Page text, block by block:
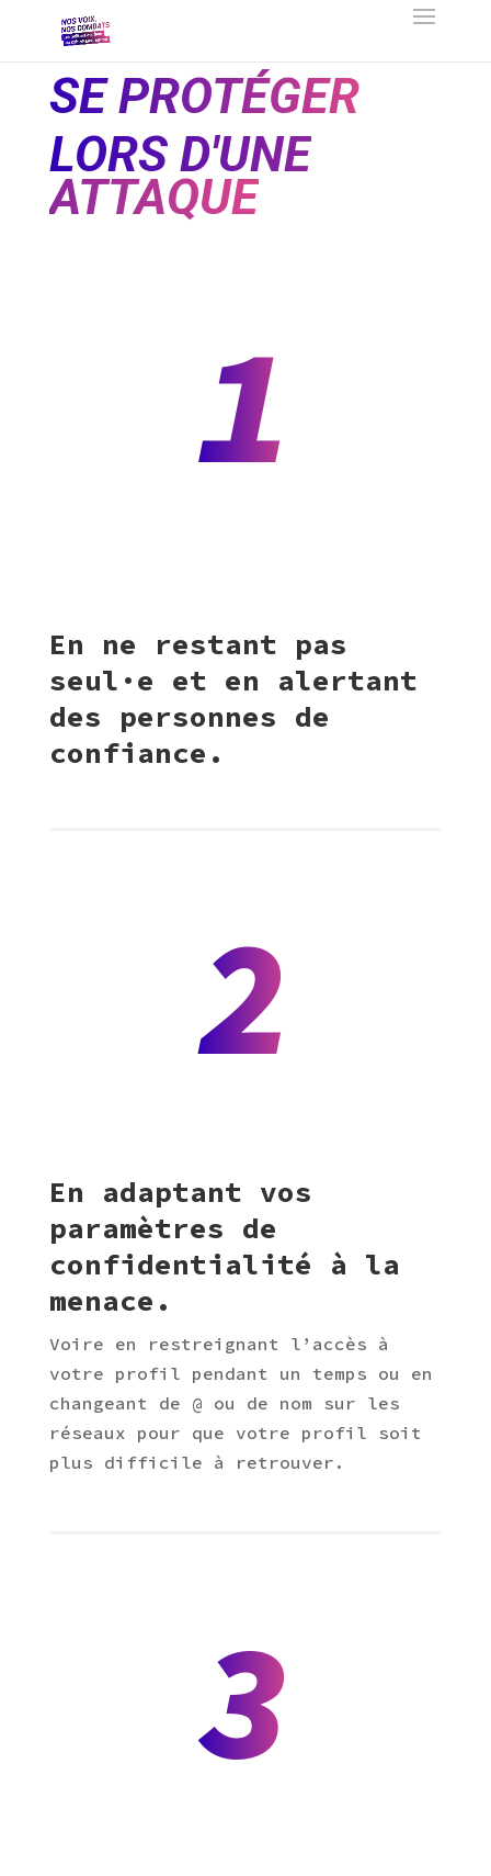
SE PROTÉGER
LORS D'UNE
ATTAQUE
1
En ne restant pas
seul·e et en alertant
des personnes de
confiance.
2
En adaptant vos
paramètres de
confidentialité à la
menace.
Voire en restreignant l’accès à
votre profil pendant un temps ou en
changeant de @ ou de nom sur les
réseaux pour que votre profil soit
plus difficile à retrouver.
3